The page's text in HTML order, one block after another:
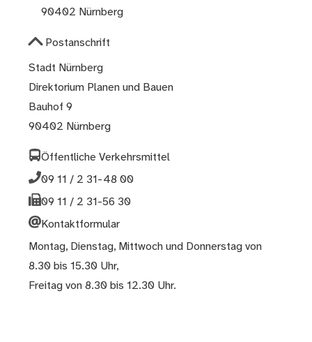
90402 Nürnberg
Postanschrift
Stadt Nürnberg
Direktorium Planen und Bauen
Bauhof 9
90402 Nürnberg
Öffentliche Verkehrsmittel
09 11 / 2 31-48 00
09 11 / 2 31-56 30
Kontaktformular
Montag, Dienstag, Mittwoch und Donnerstag von
8.30 bis 15.30 Uhr,
Freitag von 8.30 bis 12.30 Uhr.